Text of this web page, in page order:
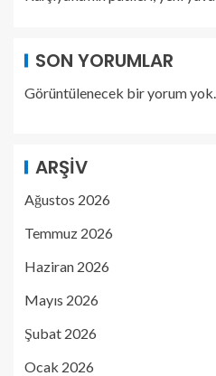
SON YORUMLAR
Görüntülenecek bir yorum yok.
ARŞIV
Ağustos 2026
Temmuz 2026
Haziran 2026
Mayıs 2026
Şubat 2026
Ocak 2026